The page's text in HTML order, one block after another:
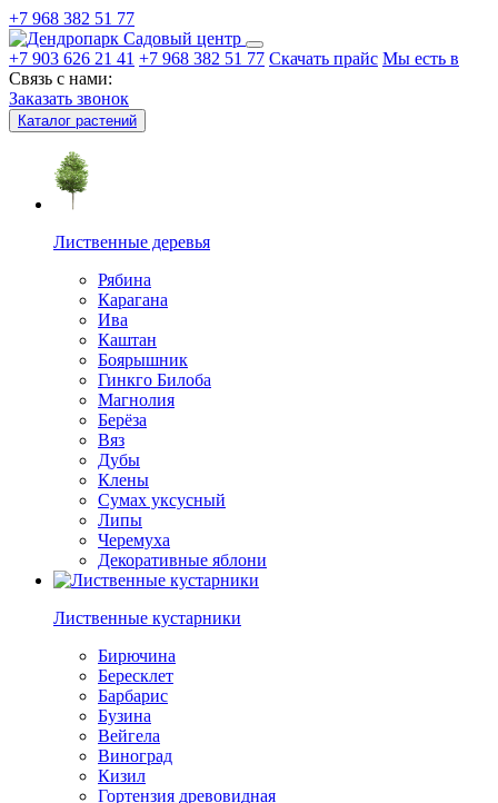
+7 968 382 51 77
Садовый центр
+7 903 626 21 41 +7 968 382 51 77 Скачать прайс Мы есть в
Связь с нами:
Заказать звонок
Каталог растений
Лиственные деревья
Рябина
Карагана
Ива
Каштан
Боярышник
Гинкго Билоба
Магнолия
Берёза
Вяз
Дубы
Клены
Сумах уксусный
Липы
Черемуха
Декоративные яблони
Лиственные кустарники
Бирючина
Бересклет
Барбарис
Бузина
Вейгела
Виноград
Кизил
Гортензия древовидная